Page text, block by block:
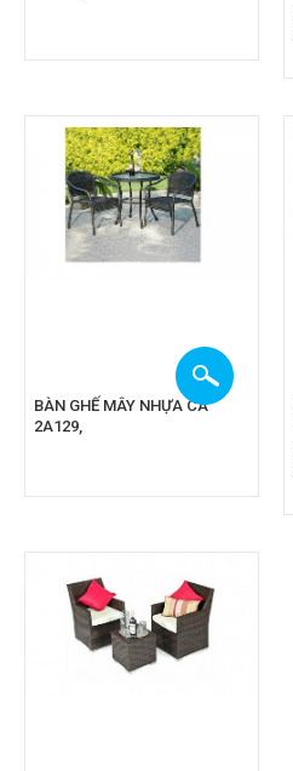
BÀN GHẾ MÂY NHỰA CA
2A129,